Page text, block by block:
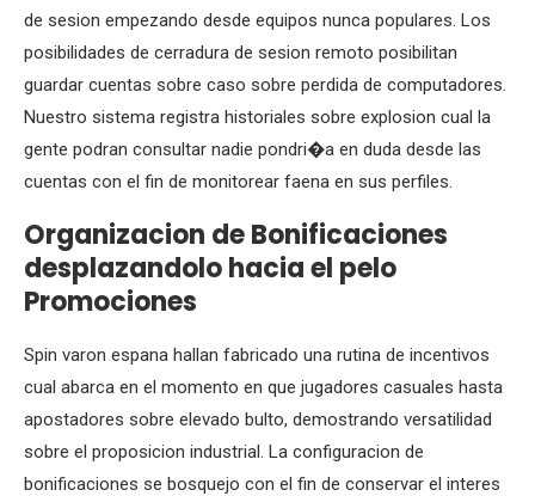
de sesion empezando desde equipos nunca populares. Los
posibilidades de cerradura de sesion remoto posibilitan
guardar cuentas sobre caso sobre perdida de computadores.
Nuestro sistema registra historiales sobre explosion cual la
gente podran consultar nadie pondri�a en duda desde las
cuentas con el fin de monitorear faena en sus perfiles.
Organizacion de Bonificaciones
desplazandolo hacia el pelo
Promociones
Spin varon espana hallan fabricado una rutina de incentivos
cual abarca en el momento en que jugadores casuales hasta
apostadores sobre elevado bulto, demostrando versatilidad
sobre el proposicion industrial. La configuracion de
bonificaciones se bosquejo con el fin de conservar el interes